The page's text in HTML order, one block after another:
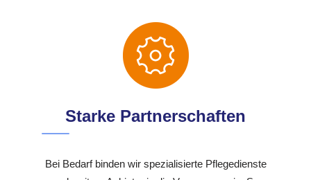
Starke Partnerschaften
Bei Bedarf binden wir spezialisierte Pflegedienste